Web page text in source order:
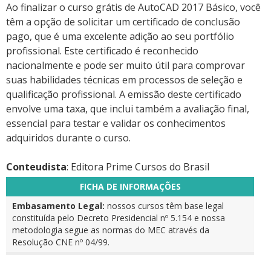
Ao finalizar o curso grátis de AutoCAD 2017 Básico, você
têm a opção de solicitar um certificado de conclusão
pago, que é uma excelente adição ao seu portfólio
profissional. Este certificado é reconhecido
nacionalmente e pode ser muito útil para comprovar
suas habilidades técnicas em processos de seleção e
qualificação profissional. A emissão deste certificado
envolve uma taxa, que inclui também a avaliação final,
essencial para testar e validar os conhecimentos
adquiridos durante o curso.
Conteudista: Editora Prime Cursos do Brasil
FICHA DE INFORMAÇÕES
Embasamento Legal: nossos cursos têm base legal
constituída pelo Decreto Presidencial nº 5.154 e nossa
metodologia segue as normas do MEC através da
Resolução CNE nº 04/99.